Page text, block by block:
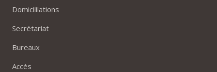
Domicililations
Secrétariat
Bureaux
Accès